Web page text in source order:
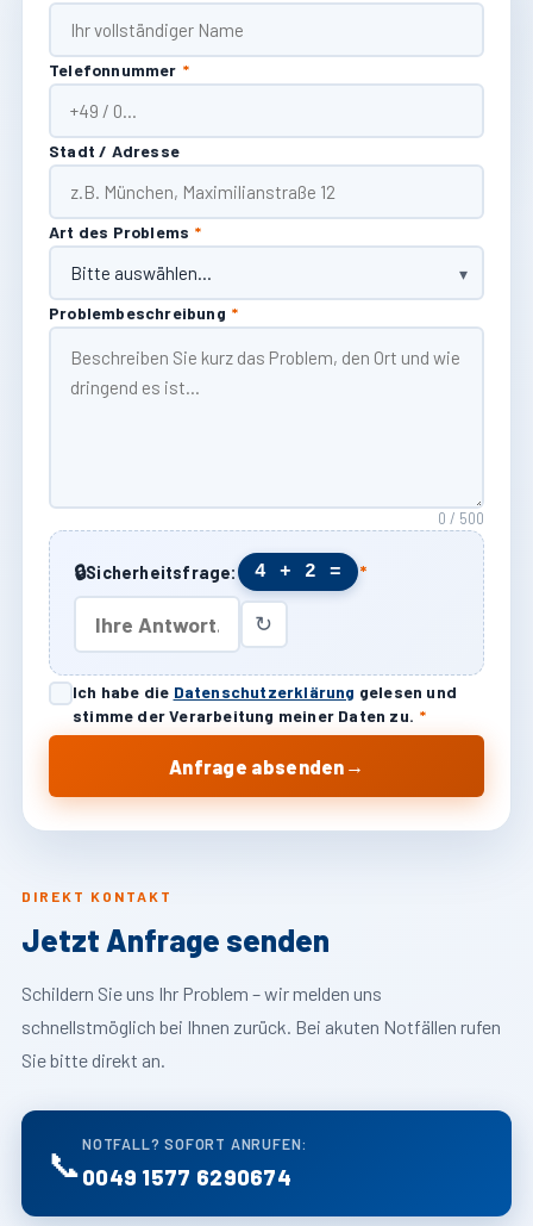
DIREKT KONTAKT
Jetzt Anfrage senden
Schildern Sie uns Ihr Problem – wir melden uns
schnellstmöglich bei Ihnen zurück. Bei akuten Notfällen rufen
Sie bitte direkt an.
📞 NOTFALL? SOFORT ANRUFEN:
0049 1577 6290674
Telefonnummer *
Stadt / Adresse
Art des Problems *
Problembeschreibung *
0 / 500
🔒Sicherheitsfrage: 4 + 2 = *
↻
Ich habe die Datenschutzerklärung gelesen und
stimme der Verarbeitung meiner Daten zu. *
Anfrage absenden →